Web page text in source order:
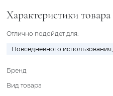
Характеристики товара
Отлично подойдет для:
Повседневного использования,
Бренд
Вид товара